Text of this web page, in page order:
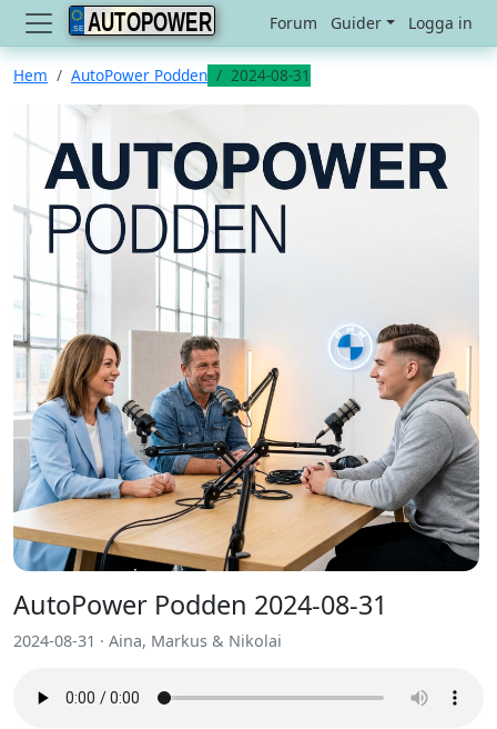
AUTOPOWER Forum Guider Logga in
Hem AutoPower Podden 2024-08-31
AutoPower Podden 2024-08-31
2024-08-31 · Aina, Markus & Nikolai